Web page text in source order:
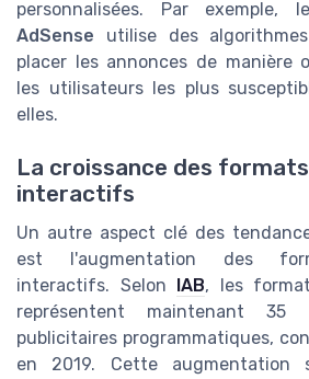
personnalisées. Par exemple,
AdSense utilise des
placer les annonces de manière
les utilisateurs les plus
elles.
La croissance des
interactifs
Un autre aspect clé des
est l'augmentation des
interactifs. Selon
IAB, les
représentent maintenant 35
publicitaires programmatiques,
en 2019. Cette augmentation